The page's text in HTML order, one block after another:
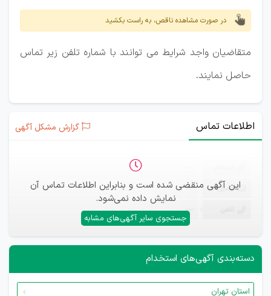
در صورت مشاهده ناقص، به راست بکشید
متقاضیان واجد شرایط می توانند با شماره تلفن زیر تماس
حاصل نمایند.
اطلاعات تماس گزارش مشکل آگهی
این آگهی منقضی شده است و بنابراین اطلاعات تماس آن
نمایش داده نمی‌شود.
جستجوی سایر آگهی‌های مشابه
ایمیل —
—
دسته‌بندی آگهی‌های استخدام
استان تهران